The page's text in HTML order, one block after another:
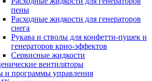
пены
Расходные жидкости для генераторов
снега
Рукава и стволы для конфетти-пушек и
генераторов крио-эффектов
Сервисные жидкости
вентиляторы
и программы управления